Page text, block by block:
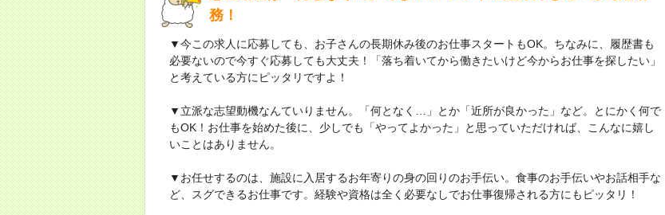
務！
▼今この求人に応募しても、お子さんの長期休み後のお仕事スタートもOK。ちなみに、履歴書も
必要ないので今すぐ応募しても大丈夫！「落ち着いてから働きたいけど今からお仕事を探したい」
と考えている方にピッタリですよ！
▼立派な志望動機なんていりません。「何となく…」とか「近所が良かった」など。とにかく何で
もOK！お仕事を始めた後に、少しでも「やってよかった」と思っていただければ、こんなに嬉し
いことはありません。
▼お任せするのは、施設に入居するお年寄りの身の回りのお手伝い。食事のお手伝いやお話相手な
ど、スグできるお仕事です。経験や資格は全く必要なしでお仕事復帰される方にもピッタリ！